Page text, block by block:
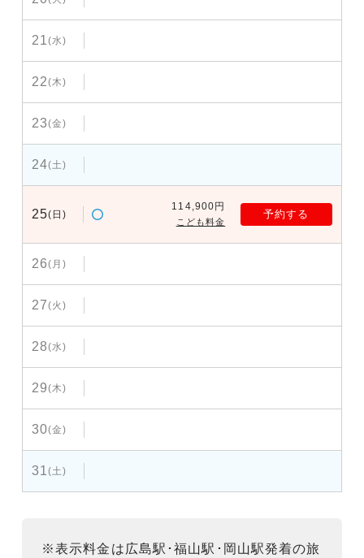
21(水)
22(木)
23(金)
24(土)
25(日)
114,900円
こども料金
予約する
26(月)
27(火)
28(水)
29(木)
30(金)
31(土)
※表示料金は広島駅･福山駅･岡山駅発着の旅